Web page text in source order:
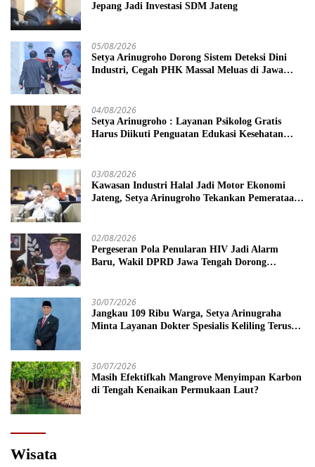
Jepang Jadi Investasi SDM Jateng
05/08/2026
Setya Arinugroho Dorong Sistem Deteksi Dini
Industri, Cegah PHK Massal Meluas di Jawa
04/08/2026
Setya Arinugroho : Layanan Psikolog Gratis
Harus Diikuti Penguatan Edukasi Kesehatan
03/08/2026
Kawasan Industri Halal Jadi Motor Ekonomi
Jateng, Setya Arinugroho Tekankan Pemerataan
02/08/2026
Pergeseran Pola Penularan HIV Jadi Alarm
Baru, Wakil DPRD Jawa Tengah Dorong
30/07/2026
Jangkau 109 Ribu Warga, Setya Arinugraha
Minta Layanan Dokter Spesialis Keliling Terus
30/07/2026
Masih Efektifkah Mangrove Menyimpan Karbon
di Tengah Kenaikan Permukaan Laut?
Wisata